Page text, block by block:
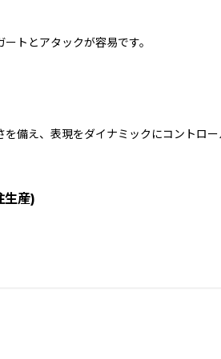
トとアタックが容易です。
備え、表現をダイナミックにコントロー
生産)